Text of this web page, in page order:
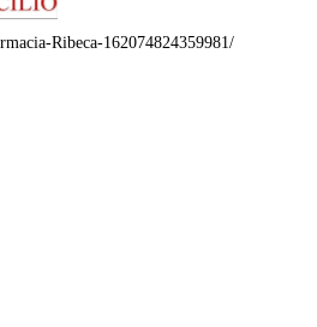
Ribeca-162074824359981/